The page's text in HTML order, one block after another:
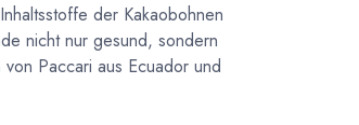
der Kakaobohnen
nicht nur gesund, sondern
Paccari aus Ecuador und